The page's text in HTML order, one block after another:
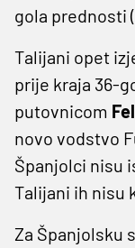
gola prednosti
Talijani opet
prije kraja 36-
putovnicom
novo vodstvo
Španjolci nisu
Talijani ih nisu
Za Španjolsku